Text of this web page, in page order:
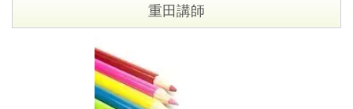
重田講師